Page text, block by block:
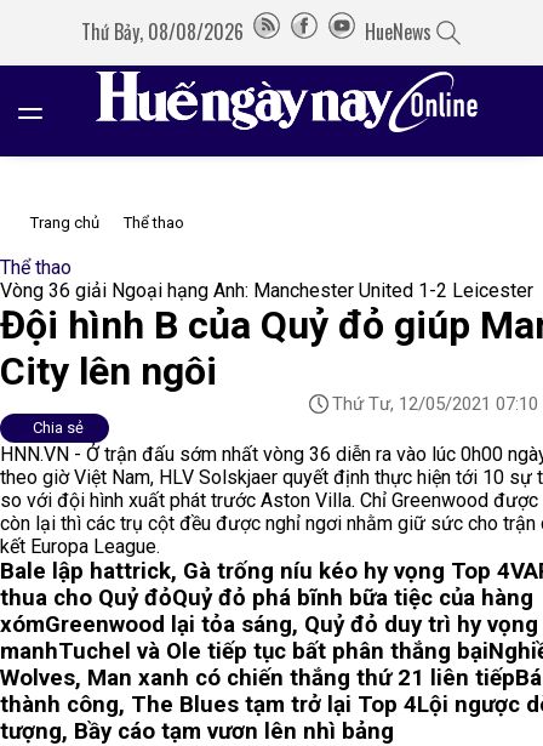
Thứ Bảy, 08/08/2026 HueNews
Trang chủ Thể thao
Thể thao
Vòng 36 giải Ngoại hạng Anh: Manchester United 1-2 Leicester
Đội hình B của Quỷ đỏ giúp
City lên ngôi
Thứ Tư, 12/05/2021 07:10
Chia sẻ
HNN.VN - Ở trận đấu sớm nhất vòng 36 diễn ra vào lúc 0h00
theo giờ Việt Nam, HLV Solskjaer quyết định thực hiện tới 10 sự
so với đội hình xuất phát trước Aston Villa. Chỉ Greenwood
còn lại thì các trụ cột đều được nghỉ ngơi nhằm giữ sức cho trận
kết Europa League.
Bale lập hattrick, Gà trống níu kéo hy vọng Top 4
thua cho Quỷ đỏQuỷ đỏ phá bĩnh bữa tiệc của hàng
xómGreenwood lại tỏa sáng, Quỷ đỏ duy trì hy
manhTuchel và Ole tiếp tục bất phân thắng bại
Wolves, Man xanh có chiến thắng thứ 21 liên tiếp
thành công, The Blues tạm trở lại Top 4Lội ngược
tượng, Bầy cáo tạm vươn lên nhì bảng